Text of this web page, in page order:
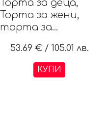
Торта за деца,
Торта за жени,
торта за...
53.69 € / 105.01 лв.
КУПИ